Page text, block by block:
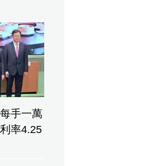
手一萬
率4.25